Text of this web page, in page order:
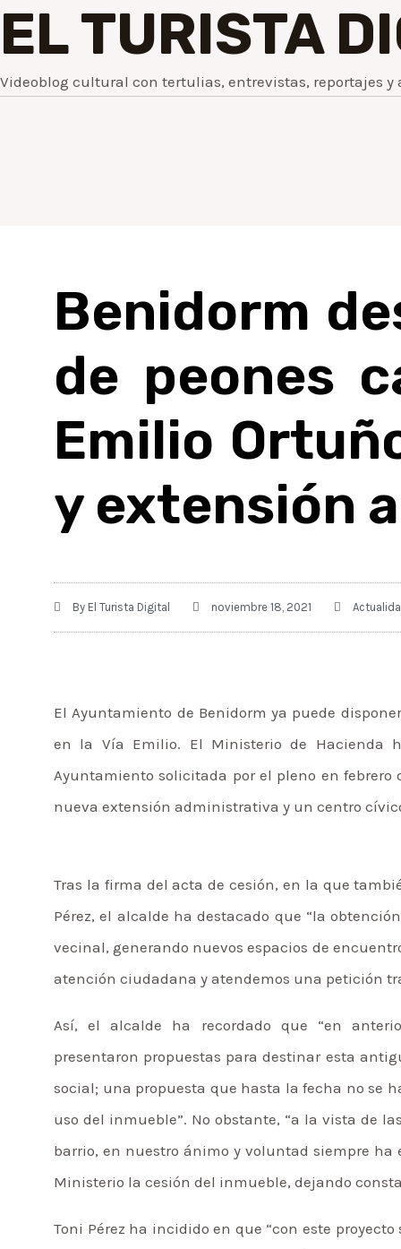
EL TURISTA
Videoblog cultural con tertulias, entrevistas, reportajes y
Benidorm
de peones
Emilio
y extensión
By El Turista Digital noviembre 18, 2021
El Ayuntamiento de Benidorm ya puede
en la Vía Emilio. El Ministerio de Hacienda
Ayuntamiento solicitada por el pleno en
nueva extensión administrativa y un centro
Tras la firma del acta de cesión, en la que
Pérez, el alcalde ha destacado que “la
vecinal, generando nuevos espacios de
atención ciudadana y atendemos una petición
Así, el alcalde ha recordado que “en
presentaron propuestas para destinar esta
social; una propuesta que hasta la fecha no se
uso del inmueble”. No obstante, “a la vista de
barrio, en nuestro ánimo y voluntad siempre ha
Ministerio la cesión del inmueble, dejando
Toni Pérez ha incidido en que “con este